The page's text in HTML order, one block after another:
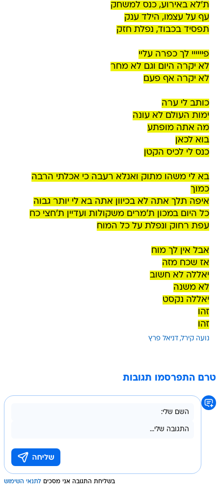
ת'לא באירוע, כנס למשחק
עף על עצמו, הילד ענק
תפסיד בכבוד, נפלת חזק
פיייייי לך כפרה עליי
לא יקרה היום וגם לא מחר
לא יקרה אף פעם
כותב לי ערה
ימות העולם לא עונה
מה אתה מופתע
בוא לכאן
כנס לי לכיס הקטן
בא לי משהו מתוק ואנלא רעבה כי אכלתי הרבה
כמוך
איפה תלך אתה לא בכיוון אתה בא לי יותר גבוה
כל היום במכון ת'מרים משקולות ועדיין ת'חצי כח
עפת רחוק ונפלת על כל המוח
אבל אין לך מוח
אז שכח מזה
יאללה לא חשוב
לא משנה
יאללה נקסט
זהו
זהו
נועה קירל דניאל פרץ
טרם התפרסמו תגובות
בשליחת התגובה אני מסכים לתנאי השימוש